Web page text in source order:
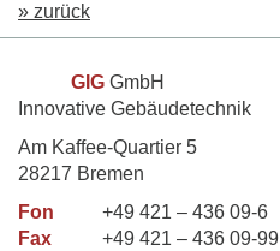
» zurück
GIG GmbH
Innovative Gebäudetechnik
Am Kaffee-Quartier 5
28217 Bremen
Fon
+49 421 – 436 09-6
Fax
+49 421 – 436 09-99